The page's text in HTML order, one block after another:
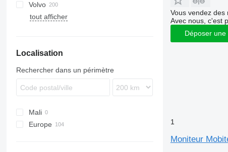
Jetliner
Megaliner
Alpino
Urbino
Astromega
Volvo
7700
B-series
tout afficher
Localisation
Rechercher dans un périmètre
Mali
Europe
Vous vendez des
Avec nous, c'est
Déposer
1
Moniteur